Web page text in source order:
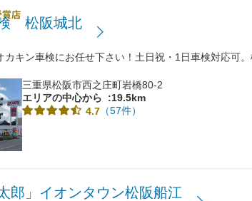
松阪城北
カキン車検にお任せ下さい！土日祝・1日車検対応可
三重県松阪市西之庄町岩橋80-2
エリアの中心から
:19.5km
4.7 （57件）
郎」イオンタウン松阪船江